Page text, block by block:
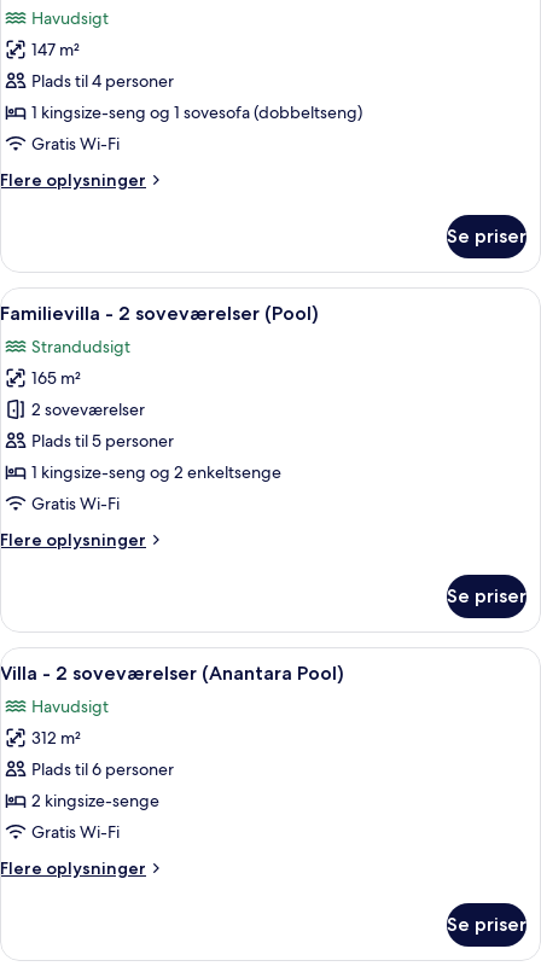
billeder
af
Suite
(Sunset
Over
Pool)
Havudsigt
147 m²
Plads til 4 personer
1 kingsize-seng og 1 sovesofa (dobbeltseng)
Gratis Wi-Fi
Flere oplysninger
Flere
(Sunset
Over
Water
Se priser
Indlæs
alle
billeder
af
Familievilla
-
2
soveværelser
Et poolområde med en stråtækt
9
Familievilla - 2 soveværelser (Pool)
Strandudsigt
165 m²
2 soveværelser
Plads til 5 personer
1 kingsize-seng og 2 enkeltsenge
Gratis Wi-Fi
Flere oplysninger
Flere
-
soveværelser
Se priser
Indlæs
alle
billeder
af
Villa
-
2
(Anantara
Et poolområde med en
9
Villa - 2 soveværelser (Anantara Pool)
Havudsigt
312 m²
Plads til 6 personer
2 kingsize-senge
Gratis Wi-Fi
Flere oplysninger
Flere
-
Se priser